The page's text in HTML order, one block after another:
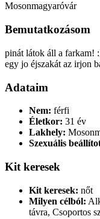
Mosonmagyaróvár
Bemutatkozásom
pinát látok áll a farkam!
egy jo éjszakát az irjon
Adataim
Nem: férfi
Életkor: 31 év
Lakhely:
Szexuális
Kit keresek
Kit keresek: nőt
Milyen célból:
távra, Csoportos